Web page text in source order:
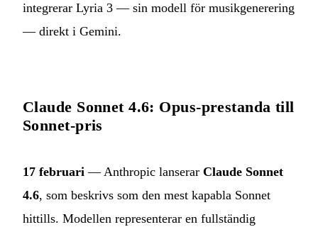
integrerar Lyria 3 — sin modell för musikgenerering
— direkt i Gemini.
Claude Sonnet 4.6: Opus-prestanda till
Sonnet-pris
17 februari — Anthropic lanserar Claude Sonnet
4.6, som beskrivs som den mest kapabla Sonnet
hittills. Modellen representerar en fullständig